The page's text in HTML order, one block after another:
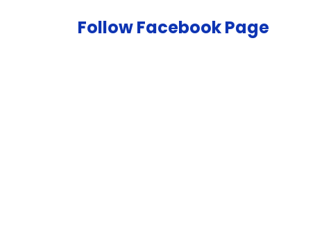
Follow Facebook Page